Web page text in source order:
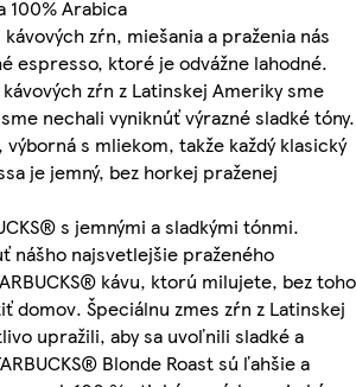
100% Arabica
zŕn, miešania a praženia nás
espresso, ktoré je odvážne lahodné.
zŕn z Latinskej Ameriky sme
nechali vyniknúť výrazné sladké tóny.
výborná s mliekom, takže každý klasický
je jemný, bez horkej praženej
s jemnými a sladkými tónmi.
nášho najsvetlejšie praženého
kávu, ktorú milujete, bez toho
domov. Špeciálnu zmes zŕn z Latinskej
upražili, aby sa uvoľnili sladké a
Blonde Roast sú ľahšie a